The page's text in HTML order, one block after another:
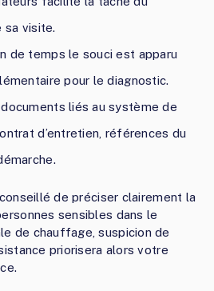
sa visite.
de temps le souci est apparu
pour le diagnostic.
liés au système de
d’entretien, références du
de préciser clairement la
sensibles dans le
de chauffage, suspicion de
priorisera alors votre